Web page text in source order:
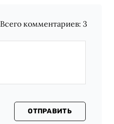
Всего комментариев:3
ОТПРАВИТЬ